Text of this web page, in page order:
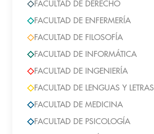
FACULTAD DE DERECHO
FACULTAD DE ENFERMERÍA
FACULTAD DE FILOSOFÍA
FACULTAD DE INFORMÁTICA
FACULTAD DE INGENIERÍA
FACULTAD DE LENGUAS Y LETRAS
FACULTAD DE MEDICINA
FACULTAD DE PSICOLOGÍA